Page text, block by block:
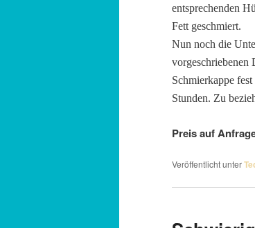
entsprechenden
Fett geschmiert.
Nun noch die
vorgeschriebenen
Schmierkappe
Stunden. Zu
Preis auf
Veröffentlicht unter